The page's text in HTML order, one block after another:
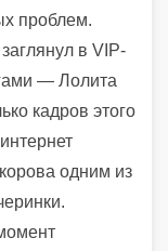
проблем.
в VIP-
— Лолита
кадров этого
одним из